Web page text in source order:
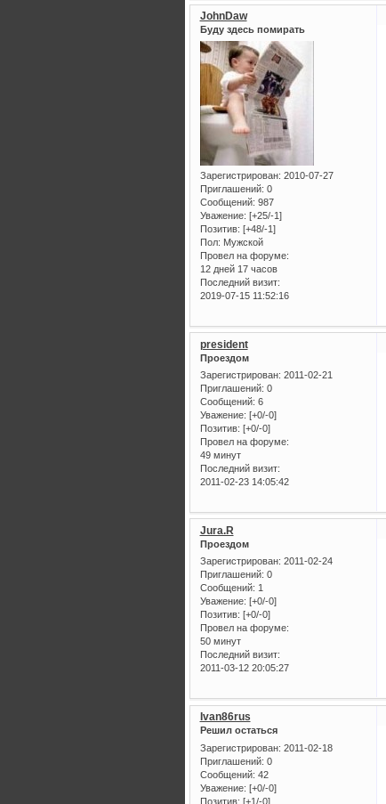
JohnDaw
Буду здесь помирать
Зарегистрирован: 2010-07-27
Приглашений: 0
Сообщений: 987
Уважение: [+25/-1]
Позитив: [+48/-1]
Пол: Мужской
Провел на форуме:
12 дней 17 часов
Последний визит:
2019-07-15 11:52:16
president
Проездом
Зарегистрирован: 2011-02-21
Приглашений: 0
Сообщений: 6
Уважение: [+0/-0]
Позитив: [+0/-0]
Провел на форуме:
49 минут
Последний визит:
2011-02-23 14:05:42
Jura.R
Проездом
Зарегистрирован: 2011-02-24
Приглашений: 0
Сообщений: 1
Уважение: [+0/-0]
Позитив: [+0/-0]
Провел на форуме:
50 минут
Последний визит:
2011-03-12 20:05:27
Ivan86rus
Решил остаться
Зарегистрирован: 2011-02-18
Приглашений: 0
Сообщений: 42
Уважение: [+0/-0]
Позитив: [+1/-0]